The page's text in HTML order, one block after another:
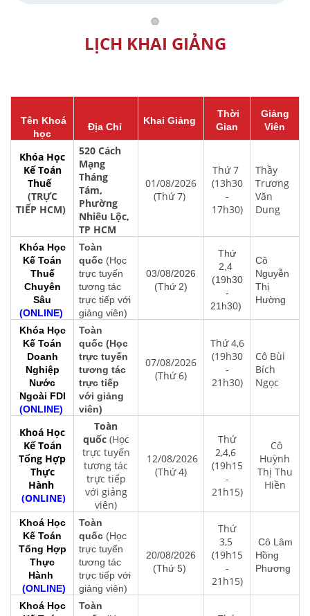
LỊCH KHAI GIẢNG
Tên Khoá
học
Địa Chỉ
Khai Giảng
Thời
Gian
Giảng
Viên
Khóa Học
Kế Toán
Thuế
(TRỰC
TIẾP HCM)
520 Cách
Mạng
Tháng
Tám,
Phường
Nhiêu Lộc,
TP HCM
01/08/2026
(Thứ 7)
Thứ 7
(13h30
-
17h30)
Thầy
Trương
Văn
Dung
Khóa Học
Kế Toán
Thuế
Chuyên
Sâu
(ONLINE)
Toàn
quốc (Học
trực tuyến
tương tác
trực tiếp với
giảng viên)
03/08/2026
(Thứ 2)
Thứ
2,4
(19h30
-
21h30)
Cô
Nguyễn
Thị
Hường
Khóa Học
Kế Toán
Doanh
Nghiệp
Nước
Ngoài FDI
(ONLINE)
Toàn
quốc (Học
trực tuyến
tương tác
trực tiếp
với giảng
viên)
07/08/2026
(Thứ 6)
Thứ 4,6
(19h30
-
21h30)
Cô Bùi
Bích
Ngọc
Khoá Học
Kế Toán
Tổng Hợp
Thực
Hành
(ONLINE)
Toàn
quốc (Học
trực tuyến
tương tác
trực tiếp
với giảng
viên)
12/08/2026
(Thứ 4)
Thứ
2,4,6
(19h15
-
21h15)
Cô
Huỳnh
Thị Thu
Hiền
Khoá Học
Kế Toán
Tổng Hợp
Thực
Hành
(ONLINE)
Toàn
quốc (Học
trực tuyến
tương tác
trực tiếp với
giảng viên)
20/08/2026
(Thứ 5)
Thứ
3,5
(19h15
-
21h15)
Cô Lâm
Hồng
Phương
Khoá Học
Toàn